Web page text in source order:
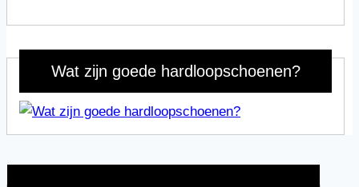
Wat zijn goede hardloopschoenen?